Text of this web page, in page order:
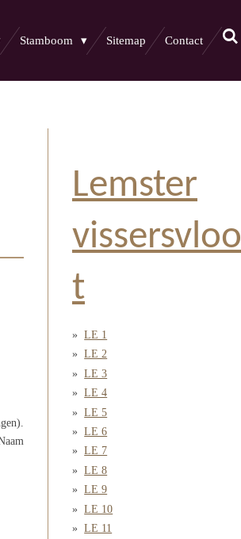
Stamboom Sitemap Contact
Lemster
vissersvloo
t
LE 1
LE 2
LE 3
LE 4
LE 5
LE 6
LE 7
LE 8
LE 9
LE 10
LE 11